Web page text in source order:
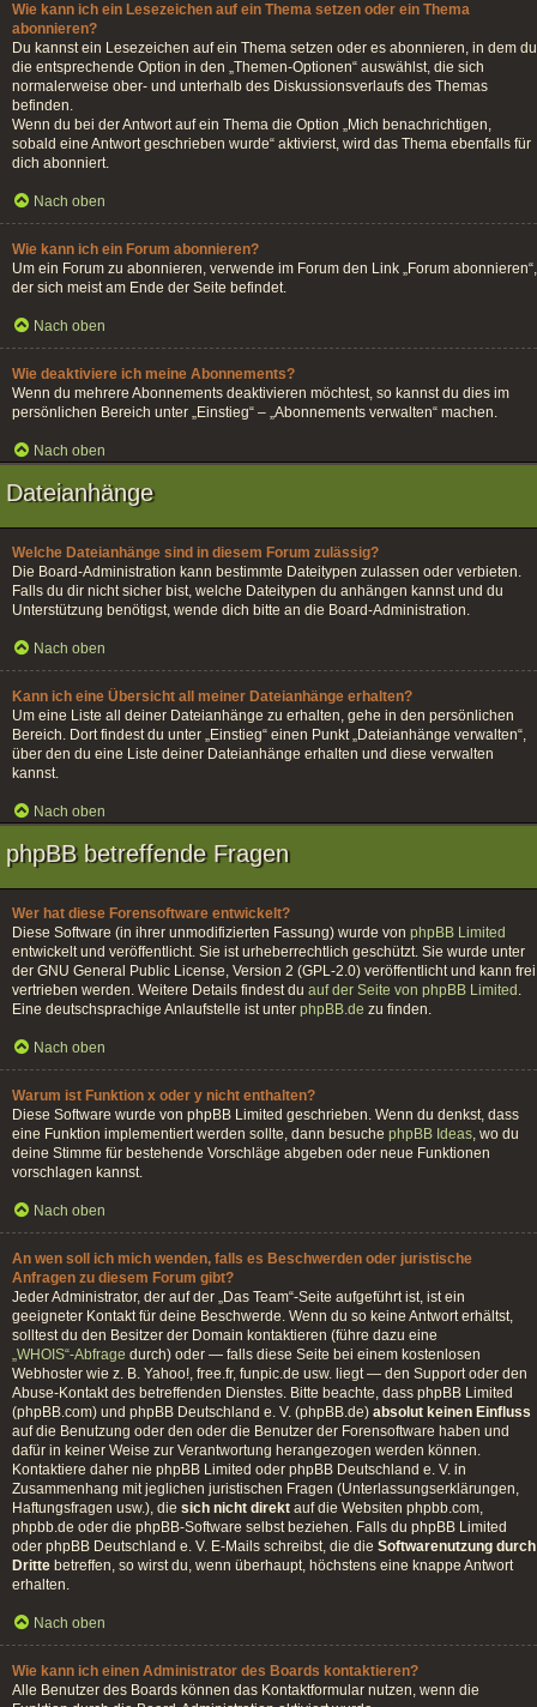
Wie kann ich ein Lesezeichen auf ein Thema setzen oder ein Thema
abonnieren?
Du kannst ein Lesezeichen auf ein Thema setzen oder es abonnieren, in dem du
die entsprechende Option in den „Themen-Optionen“ auswählst, die sich
normalerweise ober- und unterhalb des Diskussionsverlaufs des Themas
befinden.
Wenn du bei der Antwort auf ein Thema die Option „Mich benachrichtigen,
sobald eine Antwort geschrieben wurde“ aktivierst, wird das Thema ebenfalls für
dich abonniert.
Nach oben
Wie kann ich ein Forum abonnieren?
Um ein Forum zu abonnieren, verwende im Forum den Link „Forum abonnieren“,
der sich meist am Ende der Seite befindet.
Nach oben
Wie deaktiviere ich meine Abonnements?
Wenn du mehrere Abonnements deaktivieren möchtest, so kannst du dies im
persönlichen Bereich unter „Einstieg“ – „Abonnements verwalten“ machen.
Nach oben
Dateianhänge
Welche Dateianhänge sind in diesem Forum zulässig?
Die Board-Administration kann bestimmte Dateitypen zulassen oder verbieten.
Falls du dir nicht sicher bist, welche Dateitypen du anhängen kannst und du
Unterstützung benötigst, wende dich bitte an die Board-Administration.
Nach oben
Kann ich eine Übersicht all meiner Dateianhänge erhalten?
Um eine Liste all deiner Dateianhänge zu erhalten, gehe in den persönlichen
Bereich. Dort findest du unter „Einstieg“ einen Punkt „Dateianhänge verwalten“,
über den du eine Liste deiner Dateianhänge erhalten und diese verwalten
kannst.
Nach oben
phpBB betreffende Fragen
Wer hat diese Forensoftware entwickelt?
Diese Software (in ihrer unmodifizierten Fassung) wurde von phpBB Limited
entwickelt und veröffentlicht. Sie ist urheberrechtlich geschützt. Sie wurde unter
der GNU General Public License, Version 2 (GPL-2.0) veröffentlicht und kann frei
vertrieben werden. Weitere Details findest du auf der Seite von phpBB Limited .
Eine deutschsprachige Anlaufstelle ist unter phpBB.de zu finden.
Nach oben
Warum ist Funktion x oder y nicht enthalten?
Diese Software wurde von phpBB Limited geschrieben. Wenn du denkst, dass
eine Funktion implementiert werden sollte, dann besuche phpBB Ideas, wo du
deine Stimme für bestehende Vorschläge abgeben oder neue Funktionen
vorschlagen kannst.
Nach oben
An wen soll ich mich wenden, falls es Beschwerden oder juristische
Anfragen zu diesem Forum gibt?
Jeder Administrator, der auf der „Das Team“-Seite aufgeführt ist, ist ein
geeigneter Kontakt für deine Beschwerde. Wenn du so keine Antwort erhältst,
solltest du den Besitzer der Domain kontaktieren (führe dazu eine
„WHOIS“-Abfrage durch) oder — falls diese Seite bei einem kostenlosen
Webhoster wie z. B. Yahoo!, free.fr, funpic.de usw. liegt — den Support oder den
Abuse-Kontakt des betreffenden Dienstes. Bitte beachte, dass phpBB Limited
(phpBB.com) und phpBB Deutschland e. V. (phpBB.de) absolut keinen Einfluss
auf die Benutzung oder den oder die Benutzer der Forensoftware haben und
dafür in keiner Weise zur Verantwortung herangezogen werden können.
Kontaktiere daher nie phpBB Limited oder phpBB Deutschland e. V. in
Zusammenhang mit jeglichen juristischen Fragen (Unterlassungserklärungen,
Haftungsfragen usw.), die sich nicht direkt auf die Websiten phpbb.com,
phpbb.de oder die phpBB-Software selbst beziehen. Falls du phpBB Limited
oder phpBB Deutschland e. V. E-Mails schreibst, die die Softwarenutzung durch
Dritte betreffen, so wirst du, wenn überhaupt, höchstens eine knappe Antwort
erhalten.
Nach oben
Wie kann ich einen Administrator des Boards kontaktieren?
Alle Benutzer des Boards können das Kontaktformular nutzen, wenn die